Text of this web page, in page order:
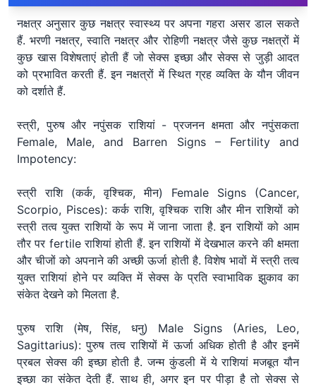
नक्षत्र अनुसार कुछ नक्षत्र स्वास्थ्य पर अपना गहरा असर डाल सकते
हैं. भरणी नक्षत्र, स्वाति नक्षत्र और रोहिणी नक्षत्र जैसे कुछ नक्षत्रों में
कुछ खास विशेषताएं होती हैं जो सेक्स इच्छा और सेक्स से जुड़ी आदत
को प्रभावित करती हैं. इन नक्षत्रों में स्थित ग्रह व्यक्ति के यौन जीवन
को दर्शाते हैं.
स्त्री, पुरुष और नपुंसक राशियां - प्रजनन क्षमता और नपुंसकता
Female, Male, and Barren Signs – Fertility and
Impotency:
स्त्री राशि (कर्क, वृश्चिक, मीन) Female Signs (Cancer,
Scorpio, Pisces): कर्क राशि, वृश्चिक राशि और मीन राशियों को
स्त्री तत्व युक्त राशियों के रूप में जाना जाता है. इन राशियों को आम
तौर पर fertile राशियां होती हैं. इन राशियों में देखभाल करने की क्षमता
और चीजों को अपनाने की अच्छी ऊर्जा होती है. विशेष भावों में स्त्री तत्व
युक्त राशियां होने पर व्यक्ति में सेक्स के प्रति स्वाभाविक झुकाव का
संकेत देखने को मिलता है.
पुरुष राशि (मेष, सिंह, धनु) Male Signs (Aries, Leo,
Sagittarius): पुरुष तत्व राशियों में ऊर्जा अधिक होती है और इनमें
प्रबल सेक्स की इच्छा होती है. जन्म कुंडली में ये राशियां मजबूत यौन
इच्छा का संकेत देती हैं. साथ ही, अगर इन पर पीड़ा है तो सेक्स से